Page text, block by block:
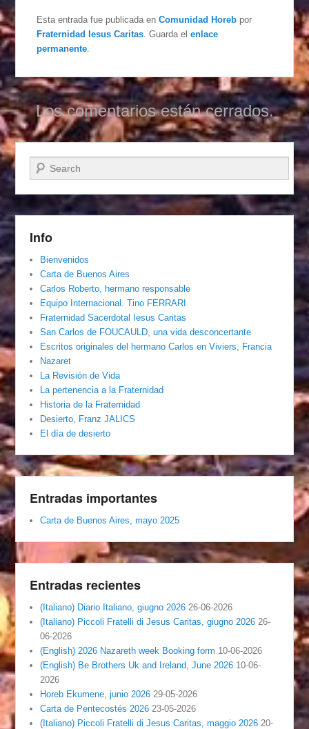
Esta entrada fue publicada enComunidad Horeb por
Fraternidad Iesus Caritas . Guarda elenlace
permanente
Los comentarios están cerrados.
Buscar
Info
Bienvenidos
Carta de Buenos Aires
Carlos Roberto, hermano responsable
Equipo Internacional. Tino FERRARI
Fraternidad Sacerdotal Iesus Caritas
San Carlos de FOUCAULD, una vida desconcertante
Escritos originales del hermano Carlos en Viviers, Francia
Nazaret
La Revisión de Vida
La pertenencia a la Fraternidad
Historia de la Fraternidad
Desierto, Franz JALICS
El día de desierto
Entradas importantes
Carta de Buenos Aires, mayo 2025
Entradas recientes
(Italiano) Diario Italiano, giugno 2026 26-06-2026
(Italiano) Piccoli Fratelli di Jesus Caritas, giugno 2026 26-
06-2026
(English) 2026 Nazareth week Booking form 10-06-2026
(English) Be Brothers Uk and Ireland, June 2026 10-06-
2026
Horeb Ekumene, junio 2026 29-05-2026
Carta de Pentecostés 2026 23-05-2026
(Italiano) Piccoli Fratelli di Jesus Caritas, maggio 2026 20-